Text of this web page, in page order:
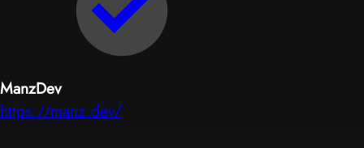
ManzDev
https://manz.dev/